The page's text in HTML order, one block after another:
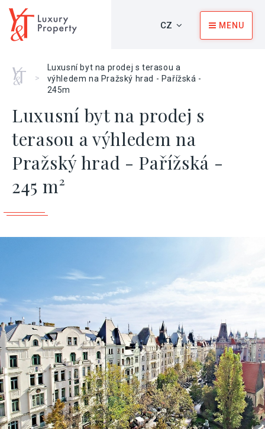
CZ MENU
Home
>
Luxusní byt na prodej s terasou a
výhledem na Pražský hrad - Pařížská -
245m
Luxusní byt na prodej s
terasou a výhledem na
Pražský hrad - Pařížská -
245 m²